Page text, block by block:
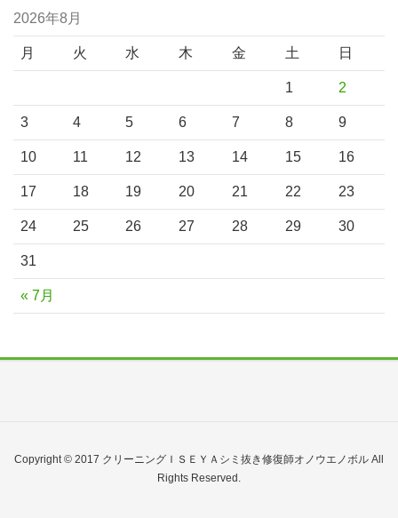
2026年8月
月 火 水 木 金 土 日
« 7月
1 2
3 4 5 6 7 8 9
10 11 12 13 14 15 16
17 18 19 20 21 22 23
24 25 26 27 28 29 30
31
Copyright © 2017 クリーニングＩＳＥＹＡシミ抜き修復師オノウエノボル All
Rights Reserved.